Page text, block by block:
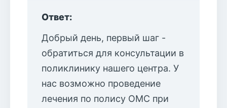
Ответ:
Добрый день, первый шаг -
обратиться для консультации в
поликлинику нашего центра. У
нас возможно проведение
лечения по полису ОМС при